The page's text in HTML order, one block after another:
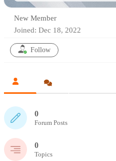
New Member
Joined: Dec 18, 2022
Follow
0
Forum Posts
0
Topics